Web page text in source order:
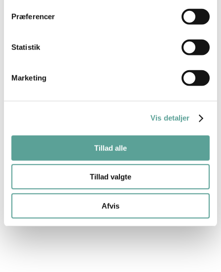
Præferencer
Statistik
Marketing
Vis detaljer
Tillad alle
Tillad valgte
Afvis
dårlig holdning og mental uro.
I dette korte kursus lærer du, hvordan du medblid
kan: Løsne spændinger, berolige
nervesystemet, skabe ro og tilstedeværelse – både